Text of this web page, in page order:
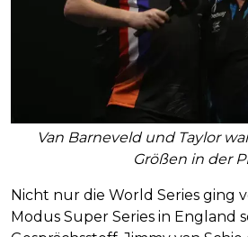
Van Barneveld und Taylor
Größen in der
Nicht nur die World Series ging
Modus Super Series in England